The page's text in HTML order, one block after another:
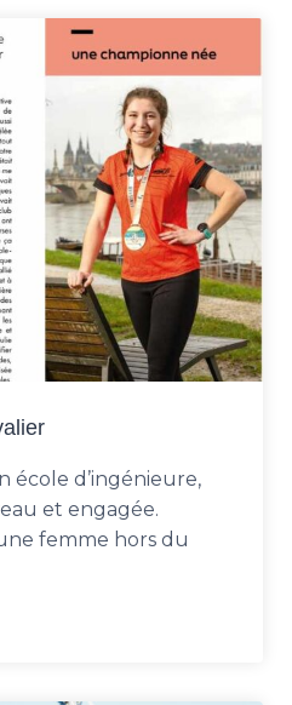
école d’ingénieure,
et engagée.
femme hors du